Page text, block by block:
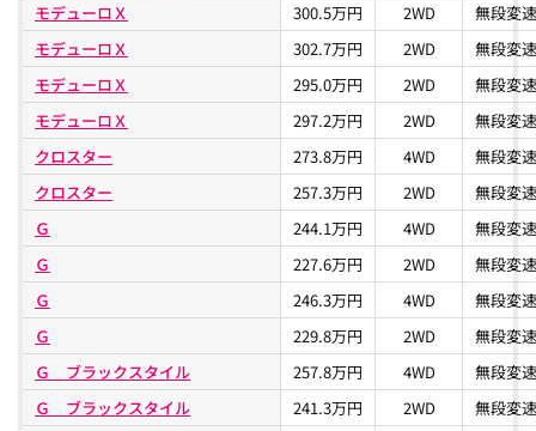
モデューロＸ
300.5万円 2WD
無段変
モデューロＸ
302.7万円 2WD
無段変
モデューロＸ
295.0万円 2WD
無段変
モデューロＸ
297.2万円 2WD
無段変
クロスター
273.8万円 4WD
無段変
クロスター
257.3万円 2WD
無段変
Ｇ
244.1万円 4WD
無段変
Ｇ
227.6万円 2WD
無段変
Ｇ
246.3万円 4WD
無段変
Ｇ
229.8万円 2WD
無段変
Ｇ ブラックスタイル
257.8万円 4WD
無段変
Ｇ ブラックスタイル
241.3万円 2WD
無段変